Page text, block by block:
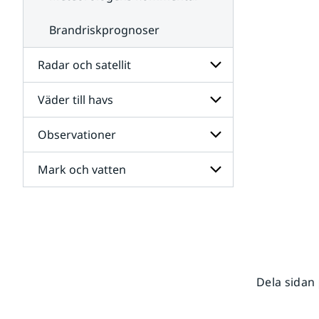
Brandriskprognoser
Radar och satellit
Undersidor
för
Radar
och
satellit
Väder till havs
Undersidor
för
Väder
till
havs
Observationer
Undersidor
för
Mark och vatten
Dela sidan